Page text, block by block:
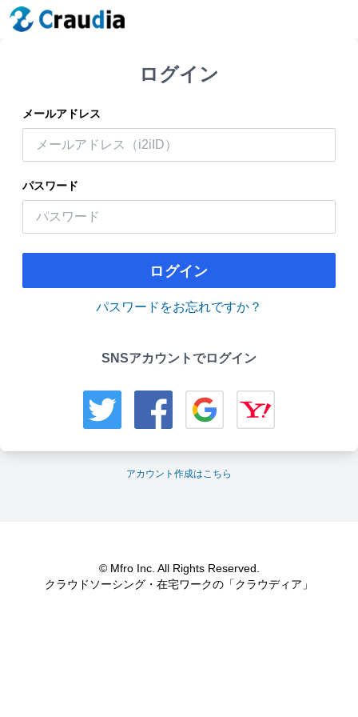
ログイン
メールアドレス
パスワード
ログイン
パスワードをお忘れですか？
SNSアカウントでログイン
アカウント作成はこちら
© Mfro Inc. All Rights Reserved.
クラウドソーシング・在宅ワークの「クラウディア」